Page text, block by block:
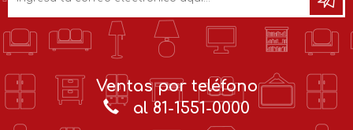
Ventas por teléfono
al 81-1551-0000